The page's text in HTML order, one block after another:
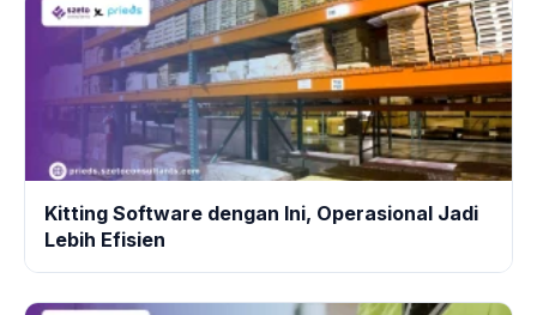
Kitting Software dengan Ini, Operasional Jadi
Lebih Efisien